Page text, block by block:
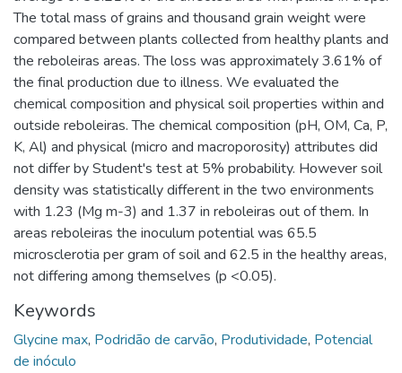
The total mass of grains and thousand grain weight were
compared between plants collected from healthy plants and
the reboleiras areas. The loss was approximately 3.61% of
the final production due to illness. We evaluated the
chemical composition and physical soil properties within and
outside reboleiras. The chemical composition (pH, OM, Ca, P,
K, Al) and physical (micro and macroporosity) attributes did
not differ by Student's test at 5% probability. However soil
density was statistically different in the two environments
with 1.23 (Mg m-3) and 1.37 in reboleiras out of them. In
areas reboleiras the inoculum potential was 65.5
microsclerotia per gram of soil and 62.5 in the healthy areas,
not differing among themselves (p <0.05).
Keywords
Glycine max, Podridão de carvão, Produtividade, Potencial
de inóculo